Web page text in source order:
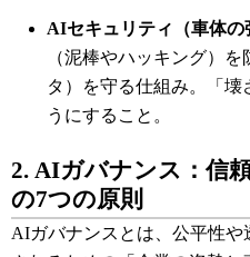
AIセキュリティ（車体の
（泥棒やハッキング）
タ）を守る仕組み。「壊
うにすること。
2. AIガバナンス：信
の7つの原則
AIガバナンスとは、公平性